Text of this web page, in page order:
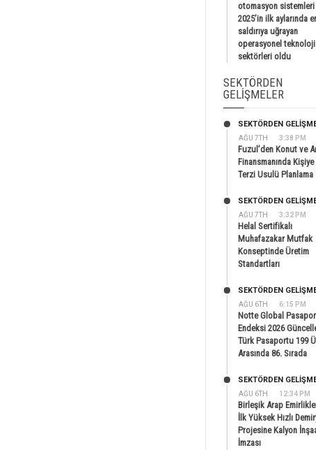
otomasyon sistemleri
2025’in ilk aylarında
saldırıya uğrayan
operasyonel teknoloji
sektörleri oldu
SEKTÖRDEN
GELIŞMELER
AĞU 7TH 3:38 PM
SEKTÖRDEN
Fuzul’den Konut ve
Finansmanında Kişiye
Terzi Usulü Planlama
AĞU 7TH 3:32 PM
SEKTÖRDEN
Helal Sertifikalı
Muhafazakar Mutfak
Konseptinde Üretim
Standartları
AĞU 6TH 6:15 PM
SEKTÖRDEN
Notte Global
Endeksi 2026
Türk Pasaportu 199
Arasında 86. Sırada
AĞU 6TH 12:34 PM
SEKTÖRDEN
Birleşik Arap
İlk Yüksek Hızlı
Projesine Kalyon
İmzası